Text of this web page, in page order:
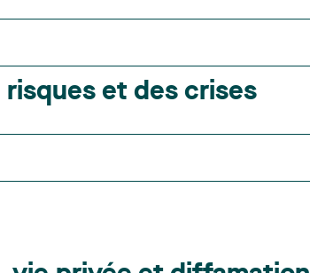
risques et des crises